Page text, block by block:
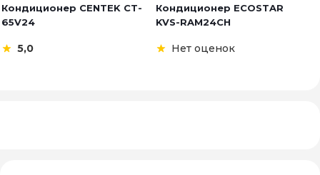
Кондиционер CENTEK CT-
65V24
5,0
Кондиционер ECOSTAR
KVS-RAM24CH
Нет оценок